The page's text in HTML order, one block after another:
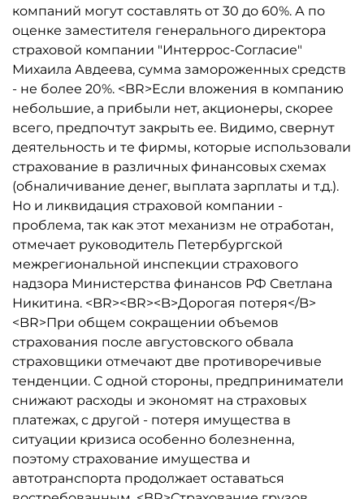
компаний могут составлять от 30 до 60%. А по
оценке заместителя генерального директора
страховой компании "Интеррос-Согласие"
Михаила Авдеева, сумма замороженных средств
- не более 20%. <BR>Если вложения в компанию
небольшие, а прибыли нет, акционеры, скорее
всего, предпочтут закрыть ее. Видимо, свернут
деятельность и те фирмы, которые использовали
страхование в различных финансовых схемах
(обналичивание денег, выплата зарплаты и т.д.).
Но и ликвидация страховой компании -
проблема, так как этот механизм не отработан,
отмечает руководитель Петербургской
межрегиональной инспекции страхового
надзора Министерства финансов РФ Светлана
Никитина. <BR><BR><B>Дорогая потеря</B>
<BR>При общем сокращении объемов
страхования после августовского обвала
страховщики отмечают две противоречивые
тенденции. С одной стороны, предприниматели
снижают расходы и экономят на страховых
платежах, с другой - потеря имущества в
ситуации кризиса особенно болезненна,
поэтому страхование имущества и
автотранспорта продолжает оставаться